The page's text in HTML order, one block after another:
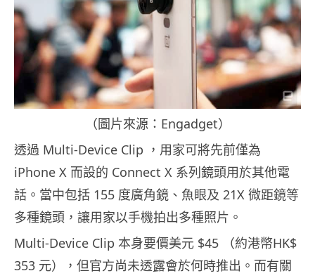
（圖片來源：Engadget）
透過 Multi-Device Clip ，用家可將先前僅為
iPhone X 而設的 Connect X 系列鏡頭用於其他電
話。當中包括 155 度廣角鏡、魚眼及 21X 微距鏡等
多種鏡頭，讓用家以手機拍出多種照片。
Multi-Device Clip 本身要價美元 $45 （約港幣HK$
353 元），但官方尚未透露會於何時推出。而有關